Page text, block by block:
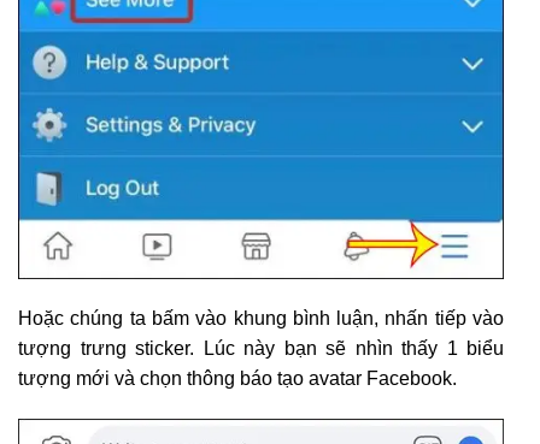
Hoặc chúng ta bấm vào khung bình luận, nhấn tiếp vào
tượng trưng sticker. Lúc này bạn sẽ nhìn thấy 1 biểu
tượng mới và chọn thông báo tạo avatar Facebook.